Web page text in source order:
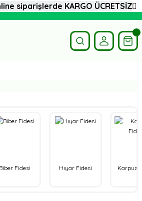
Biber Fidesi Hıyar Fidesi Karpuz
siparişlerde KARGO ÜCRETSİZ